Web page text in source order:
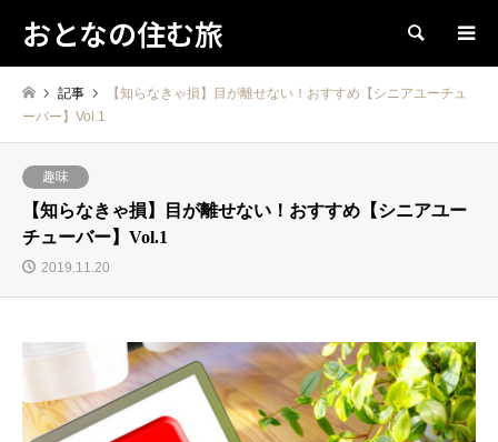
おとなの住む旅 検索
記事
【知らなきゃ損】目が離せない！おすすめ【シニアユーチュ
ーバー】Vol.1
趣味
【知らなきゃ損】目が離せない！おすすめ【シニアユー
チューバー】Vol.1
2019.11.20